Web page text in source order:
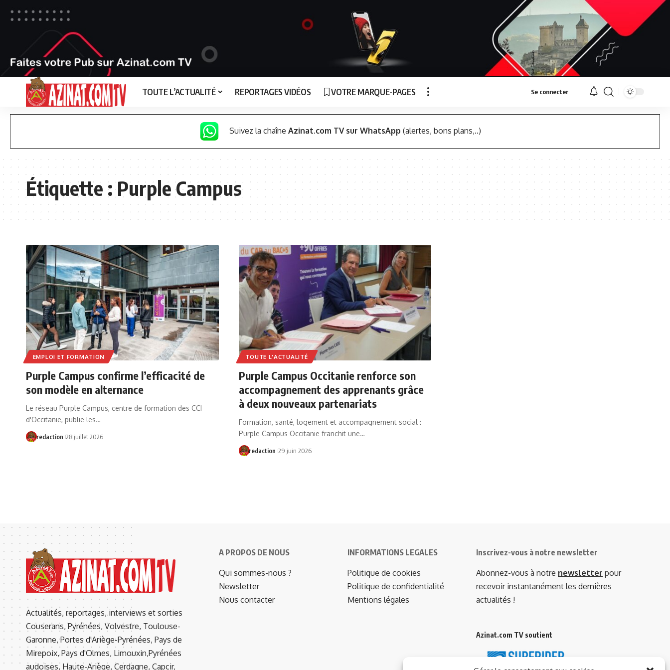
TOUTE L’ACTUALITÉ REPORTAGES VIDÉOS VOTRE MARQUE-PAGES Se connecter
Suivez la chaîne Azinat.com TV sur WhatsApp (alertes, bons plans,..)
Étiquette :Purple Campus
EMPLOI ET FORMATION
Purple Campus confirme l’efficacité de
son modèle en alternance
Le réseau Purple Campus, centre de formation des CCI
d'Occitanie, publie les…
redaction 28 juillet 2026
TOUTE L'ACTUALITÉ
Purple Campus Occitanie renforce son
accompagnement des apprenants grâce
à deux nouveaux partenariats
Formation, santé, logement et accompagnement social :
Purple Campus Occitanie franchit une…
redaction 29 juin 2026
Actualités, reportages, interviews et sorties
Couserans, Pyrénées, Volvestre, Toulouse-
Garonne, Portes d'Ariège-Pyrénées, Pays de
Mirepoix, Pays d'Olmes, Limouxin,Pyrénées
audoises, Haute-Ariège, Cerdagne, Capcir,
A PROPOS DE NOUS
Qui sommes-nous ?
Newsletter
Nous contacter
INFORMATIONS LEGALES
Politique de cookies
Politique de confidentialité
Mentions légales
Inscrivez-vous à notre newsletter
Abonnez-vous à notre newsletter pour
recevoir instantanément les dernières
actualités !
Azinat.com TV soutient